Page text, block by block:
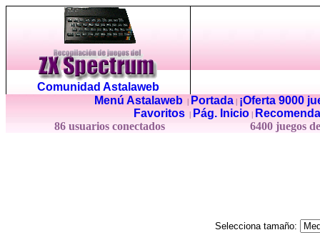
Comunidad Astalaweb
Menú Astalaweb| Portada|
¡Oferta 9000
Favoritos
Pág. Inicio
86 usuarios conectados
6400 juegos
Selecciona tamaño: